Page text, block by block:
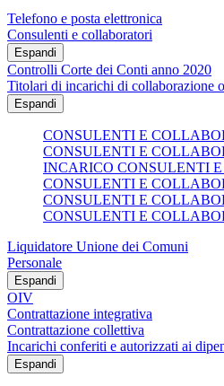
Telefono e posta elettronica
Consulenti e collaboratori
Espandi
Controlli Corte dei Conti anno 2020
Titolari di incarichi di collaborazione
Espandi
CONSULENTI E
CONSULENTI E
INCARICO CONSULENTI
CONSULENTI E
CONSULENTI E
CONSULENTI E
Liquidatore Unione dei Comuni
Personale
Espandi
OIV
Contrattazione integrativa
Contrattazione collettiva
Incarichi conferiti e autorizzati ai
Espandi